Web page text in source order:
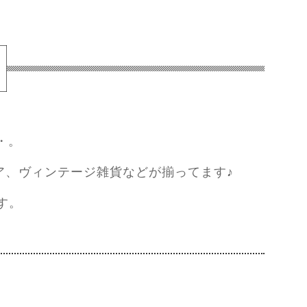
ヴィンテージ雑貨などが揃ってます♪
。